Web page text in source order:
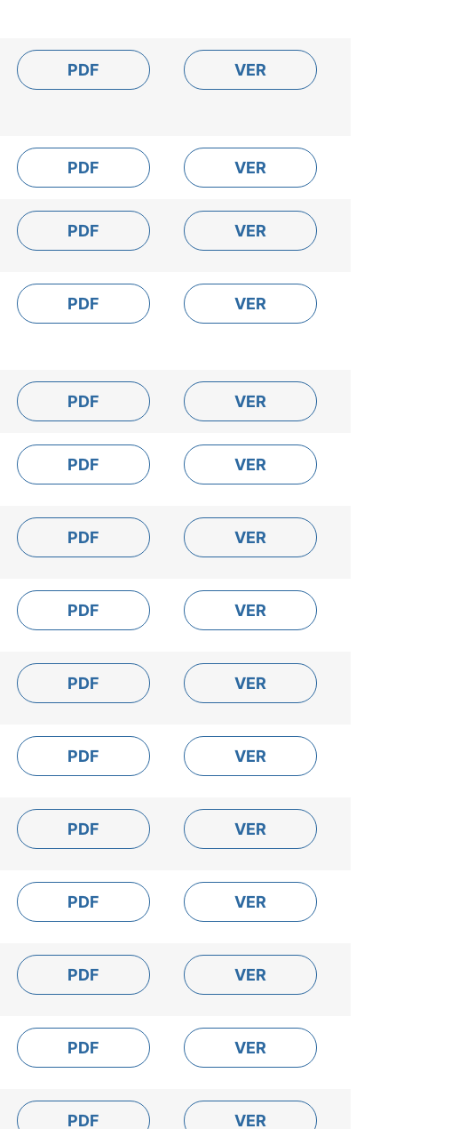
PDF VER
PDF VER
PDF VER
PDF VER
PDF VER
PDF VER
PDF VER
PDF VER
PDF VER
PDF VER
PDF VER
PDF VER
PDF VER
PDF VER
PDF VER